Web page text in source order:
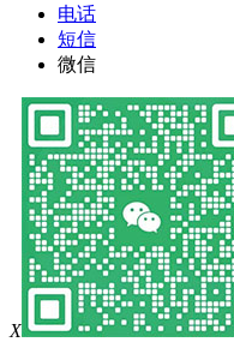
电话
短信
微信
X